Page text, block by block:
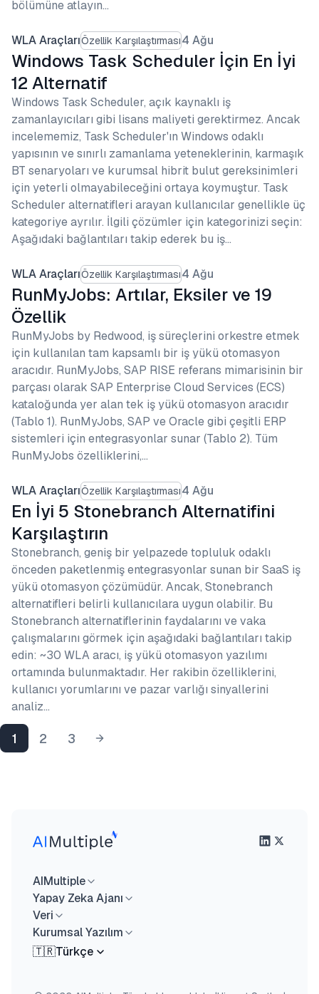
bölümüne atlayın…
WLA AraçlarıÖzellik Karşılaştırması4 Ağu
Windows Task Scheduler İçin En İyi
12 Alternatif
Windows Task Scheduler, açık kaynaklı iş
zamanlayıcıları gibi lisans maliyeti gerektirmez. Ancak
incelememiz, Task Scheduler'ın Windows odaklı
yapısının ve sınırlı zamanlama yeteneklerinin, karmaşık
BT senaryoları ve kurumsal hibrit bulut gereksinimleri
için yeterli olmayabileceğini ortaya koymuştur. Task
Scheduler alternatifleri arayan kullanıcılar genellikle üç
kategoriye ayrılır. İlgili çözümler için kategorinizi seçin:
Aşağıdaki bağlantıları takip ederek bu iş…
WLA AraçlarıÖzellik Karşılaştırması4 Ağu
RunMyJobs: Artılar, Eksiler ve 19
Özellik
RunMyJobs by Redwood, iş süreçlerini orkestre etmek
için kullanılan tam kapsamlı bir iş yükü otomasyon
aracıdır. RunMyJobs, SAP RISE referans mimarisinin bir
parçası olarak SAP Enterprise Cloud Services (ECS)
kataloğunda yer alan tek iş yükü otomasyon aracıdır
(Tablo 1). RunMyJobs, SAP ve Oracle gibi çeşitli ERP
sistemleri için entegrasyonlar sunar (Tablo 2). Tüm
RunMyJobs özelliklerini,…
WLA AraçlarıÖzellik Karşılaştırması4 Ağu
En İyi 5 Stonebranch Alternatifini
Karşılaştırın
Stonebranch, geniş bir yelpazede topluluk odaklı
önceden paketlenmiş entegrasyonlar sunan bir SaaS iş
yükü otomasyon çözümüdür. Ancak, Stonebranch
alternatifleri belirli kullanıcılara uygun olabilir. Bu
Stonebranch alternatiflerinin faydalarını ve vaka
çalışmalarını görmek için aşağıdaki bağlantıları takip
edin: ~30 WLA aracı, iş yükü otomasyon yazılımı
ortamında bulunmaktadır. Her rakibin özelliklerini,
kullanıcı yorumlarını ve pazar varlığı sinyallerini
analiz…
1 2 3
AIMultiple
Yapay Zeka Ajanı
Veri
Kurumsal Yazılım
🇹🇷Türkçe